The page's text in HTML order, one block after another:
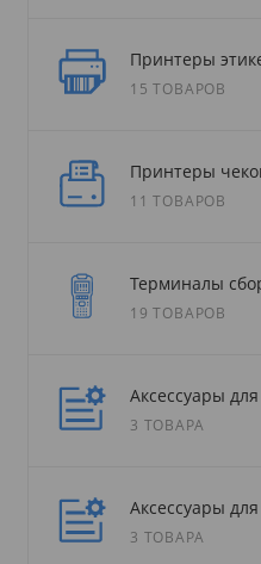
Принтеры
15 ТОВАРОВ
Принтеры
11 ТОВАРОВ
Терминалы
19 ТОВАРОВ
Аксессуары
3 ТОВАРА
Аксессуары
3 ТОВАРА